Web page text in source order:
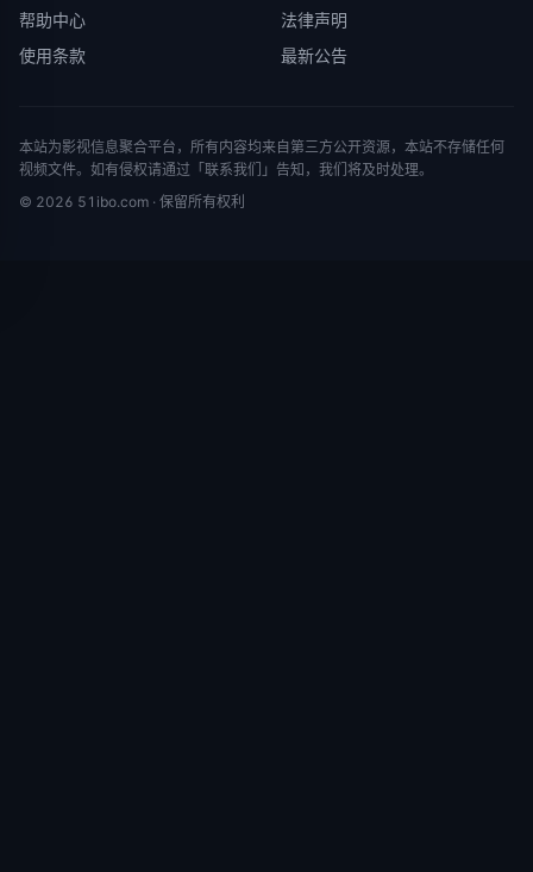
帮助中心
法律声明
使用条款
最新公告
本站为影视信息聚合平台，所有内容均来自第三方公开资源，本站不存储任何
视频文件。如有侵权请通过「联系我们」告知，我们将及时处理。
© 2026 51ibo.com · 保留所有权利